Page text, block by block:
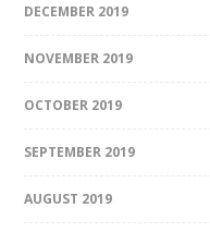
DECEMBER 2019
NOVEMBER 2019
OCTOBER 2019
SEPTEMBER 2019
AUGUST 2019